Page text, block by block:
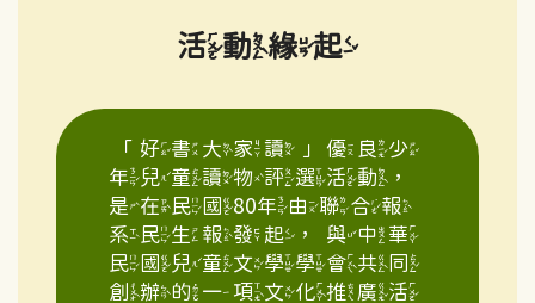
活動緣起
「好書大家讀」優良少
年兒童讀物評選活動，
是在民國80年由聯合報
系民生報發起，與中華
民國兒童文學學會共同
創辦的一項文化推廣活